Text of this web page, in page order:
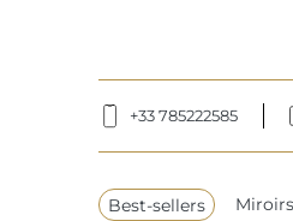
+33 785222585
Best-sellers Miroirs